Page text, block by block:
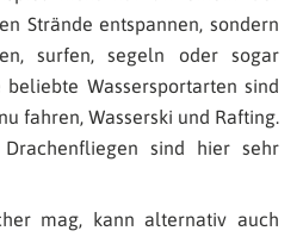
Strände entspannen, sondern
surfen, segeln oder sogar
Wassersportarten sind
fahren, Wasserski und Rafting.
sind hier sehr
mag, kann alternativ auch